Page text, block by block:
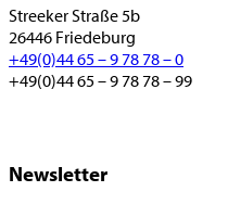
Streeker Straße 5b
26446 Friedeburg
+49(0)44 65 – 9 78 78 – 0
+49(0)44 65 – 9 78 78 – 99
Newsletter